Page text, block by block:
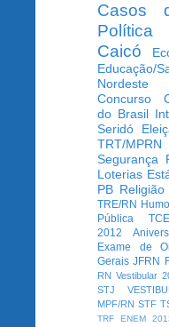
Casos
Caicó
Educação/
Nordeste
Concurso
do Brasil
Seridó
TRT/MPRN
Segurança
Loterias
PB Religião
TRE/RN
Pública
2012
Exame de
Gerais JFRN
RN Vestibular
STJ
MPF/RN STF
TRF
ENEM